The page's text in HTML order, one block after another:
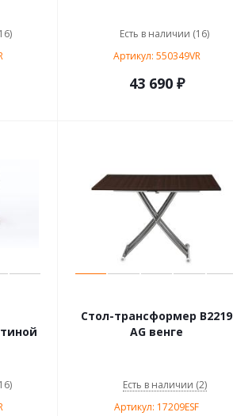
Есть в наличии (16)
Артикул: 550349VR
43 690 ₽
Стол-трансформер В2219
AG венге
Есть в наличии (2)
Артикул: 17209ESF